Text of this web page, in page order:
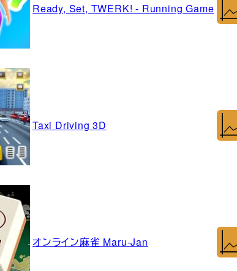
Ready, Set, TWERK! - Running Game
Taxi Driving 3D
オンライン麻雀 Maru-Jan